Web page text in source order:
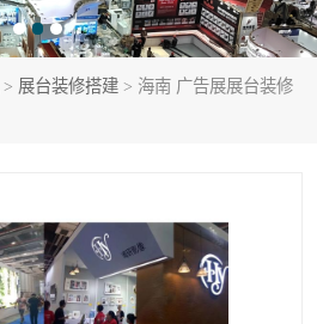
> 展台装修搭建 > 海南 广告展展台装修
展会搭建
展会服务